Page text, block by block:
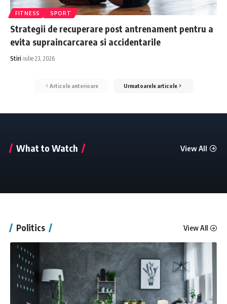
FITNESS SPORT
Strategii de recuperare post antrenament pentru a
evita supraincarcarea si accidentarile
Stiri iulie 23, 2026
Articole anterioare Urmatoarele articole
What to Watch View All
Politics View All